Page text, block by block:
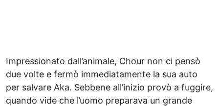
Impressionato dall’animale, Chour non ci pensò
due volte e fermò immediatamente la sua auto
per salvare Aka. Sebbene all’inizio provò a fuggire,
quando vide che l’uomo preparava un grande